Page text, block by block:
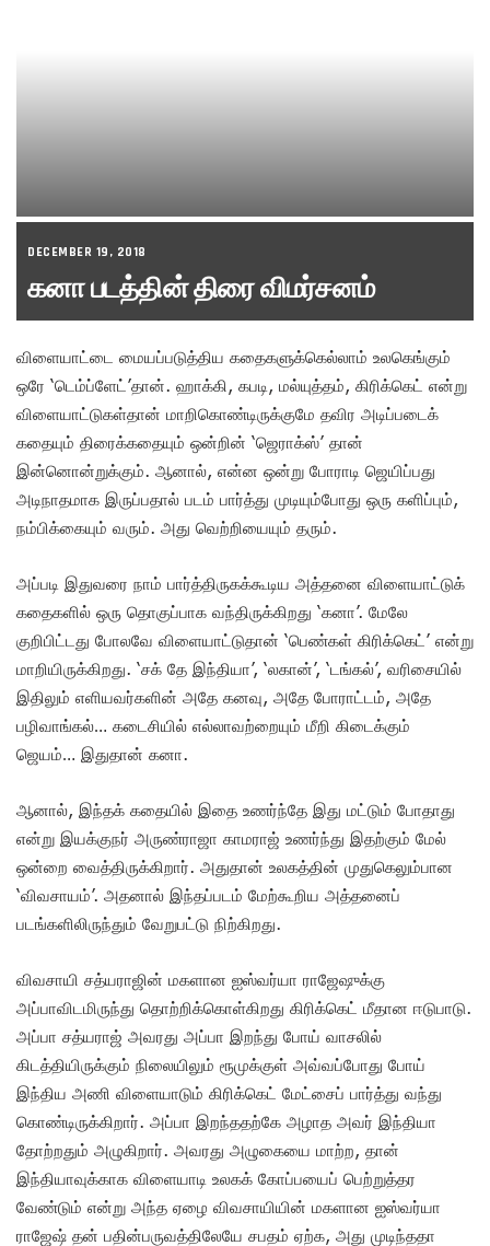
DECEMBER 19, 2018
கனா படத்தின் திரை விமர்சனம்
விளையாட்டை மையப்படுத்திய கதைகளுக்கெல்லாம் உலகெங்கும்
ஒரே ‘டெம்ப்ளேட்’தான். ஹாக்கி, கபடி, மல்யுத்தம், கிரிக்கெட் என்று
விளையாட்டுகள்தான் மாறிகொண்டிருக்குமே தவிர அடிப்படைக்
கதையும் திரைக்கதையும் ஒன்றின் ‘ஜெராக்ஸ்’ தான்
இன்னொன்றுக்கும். ஆனால், என்ன ஒன்று போராடி ஜெயிப்பது
அடிநாதமாக இருப்பதால் படம் பார்த்து முடியும்போது ஒரு களிப்பும்,
நம்பிக்கையும் வரும். அது வெற்றியையும் தரும்.
அப்படி இதுவரை நாம் பார்த்திருகக்கூடிய அத்தனை விளையாட்டுக்
கதைகளில் ஒரு தொகுப்பாக வந்திருக்கிறது ‘கனா’. மேலே
குறிபிட்டது போலவே விளையாட்டுதான் ‘பெண்கள் கிரிக்கெட்’ என்று
மாறியிருக்கிறது. ‘சக் தே இந்தியா’, ‘லகான்’, ‘டங்கல்’, வரிசையில்
இதிலும் எளியவர்களின் அதே கனவு, அதே போராட்டம், அதே
பழிவாங்கல்… கடைசியில் எல்லாவற்றையும் மீறி கிடைக்கும்
ஜெயம்… இதுதான் கனா.
ஆனால், இந்தக் கதையில் இதை உணர்ந்தே இது மட்டும் போதாது
என்று இயக்குநர் அருண்ராஜா காமராஜ் உணர்ந்து இதற்கும் மேல்
ஒன்றை வைத்திருக்கிறார். அதுதான் உலகத்தின் முதுகெலும்பான
‘விவசாயம்’. அதனால் இந்தப்படம் மேற்கூறிய அத்தனைப்
படங்களிலிருந்தும் வேறுபட்டு நிற்கிறது.
விவசாயி சத்யராஜின் மகளான ஐஸ்வர்யா ராஜேஷுக்கு
அப்பாவிடமிருந்து தொற்றிக்கொள்கிறது கிரிக்கெட் மீதான ஈடுபாடு.
அப்பா சத்யராஜ் அவரது அப்பா இறந்து போய் வாசலில்
கிடத்தியிருக்கும் நிலையிலும் ரூமுக்குள் அவ்வப்போது போய்
இந்திய அணி விளையாடும் கிரிக்கெட் மேட்சைப் பார்த்து வந்து
கொண்டிருக்கிறார். அப்பா இறந்ததற்கே அழாத அவர் இந்தியா
தோற்றதும் அழுகிறார். அவரது அழுகையை மாற்ற, தான்
இந்தியாவுக்காக விளையாடி உலகக் கோப்பயைப் பெற்றுத்தர
வேண்டும் என்று அந்த ஏழை விவசாயியின் மகளான ஐஸ்வர்யா
ராஜேஷ் தன் பதின்பருவத்திலேயே சபதம் ஏற்க, அது முடிந்ததா